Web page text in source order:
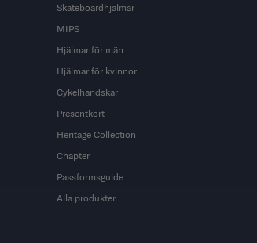
Skateboardhjälmar
MIPS
Hjälmar för män
Hjälmar för kvinnor
Cykelhandskar
Presentkort
Heritage Collection
Chapter
Passformsguide
Alla produkter